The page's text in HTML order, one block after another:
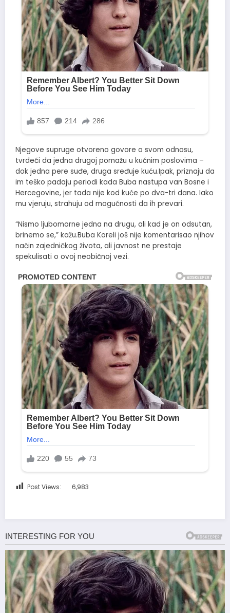
Njegove supruge otvoreno govore o svom odnosu,
tvrdeći da jedna drugoj pomažu u kućnim poslovima –
dok jedna pere suđe, druga sređuje kuću.Ipak, priznaju da
im teško padaju periodi kada Buba nastupa van Bosne i
Hercegovine, jer tada nije kod kuće po dva-tri dana. Iako
mu vjeruju, strahuju od mogućnosti da ih prevari.
“Nismo ljubomorne jedna na drugu, ali kad je on odsutan,
brinemo se,” kažu.Buba Koreli još nije komentarisao njihov
način zajedničkog života, ali javnost ne prestaje
spekulisati o ovoj neobičnoj vezi.
Post Views: 6,983